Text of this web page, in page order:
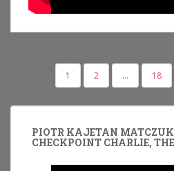
NAWIGACJA
WPISACH
1 2 … 18
PIOTR KAJETAN
CHECKPOINT CHARLIE,